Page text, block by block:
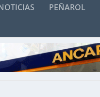
PEÑAROL